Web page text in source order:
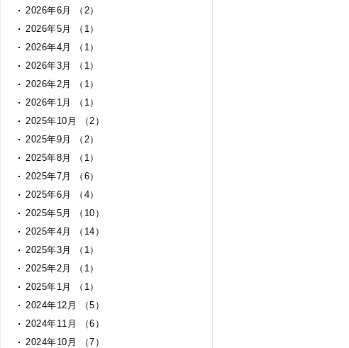
2026年6月 （2）
2026年5月 （1）
2026年4月 （1）
2026年3月 （1）
2026年2月 （1）
2026年1月 （1）
2025年10月 （2）
2025年9月 （2）
2025年8月 （1）
2025年7月 （6）
2025年6月 （4）
2025年5月 （10）
2025年4月 （14）
2025年3月 （1）
2025年2月 （1）
2025年1月 （1）
2024年12月 （5）
2024年11月 （6）
2024年10月 （7）